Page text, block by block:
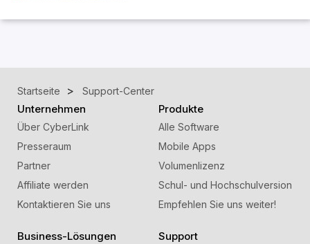
Startseite Support-Center
Unternehmen
Über CyberLink
Presseraum
Partner
Affiliate werden
Kontaktieren Sie uns
Produkte
Alle Software
Mobile Apps
Volumenlizenz
Schul- und Hochschulversion
Empfehlen Sie uns weiter!
Business-Lösungen Support